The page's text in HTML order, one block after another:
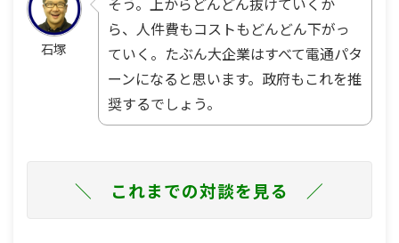
石塚
ら、人件費もコストもどんどん下がっ
ていく。たぶん大企業はすべて電通パタ
ーンになると思います。政府もこれを推
奨するでしょう。
＼ これまでの対談を見る ／